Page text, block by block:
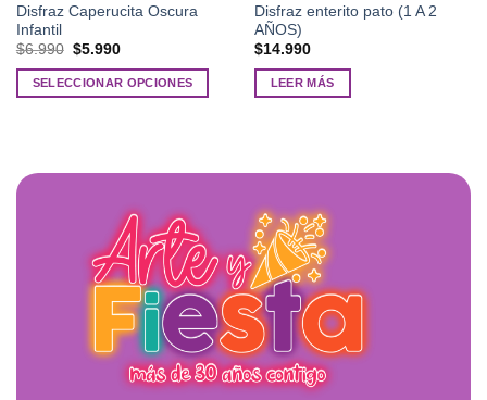
Disfraz Caperucita Oscura
Infantil
$6.990 El
original
era:
$5.990El
actual
es:
SELECCIONAR OPCIONES
múltiples
Disfraz enterito pato (1 A 2
AÑOS)
$14.990
LEER MÁS